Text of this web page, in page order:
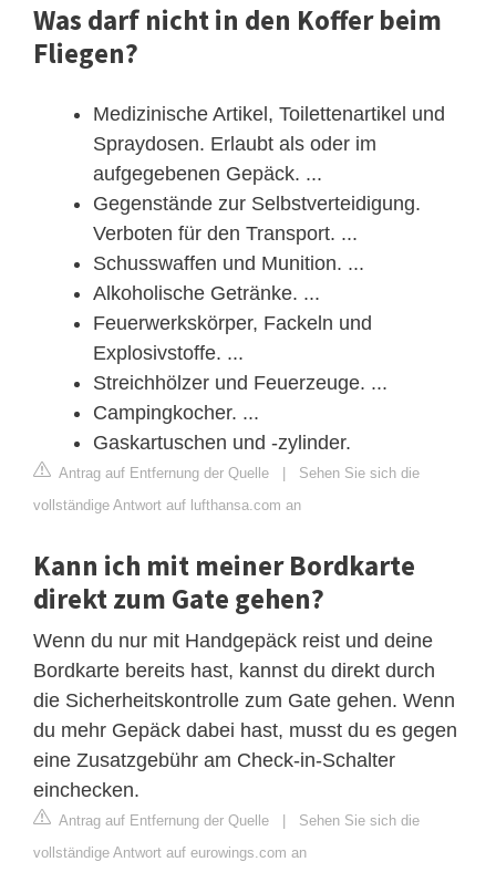
Was darf nicht in den Koffer beim
Fliegen?
Medizinische Artikel, Toilettenartikel und
Spraydosen. Erlaubt als oder im
aufgegebenen Gepäck. ...
Gegenstände zur Selbstverteidigung.
Verboten für den Transport. ...
Schusswaffen und Munition. ...
Alkoholische Getränke. ...
Feuerwerkskörper, Fackeln und
Explosivstoffe. ...
Streichhölzer und Feuerzeuge. ...
Campingkocher. ...
Gaskartuschen und -zylinder.
Antrag auf Entfernung der Quelle | Sehen Sie sich die
vollständige Antwort auf lufthansa.com an
Kann ich mit meiner Bordkarte
direkt zum Gate gehen?
Wenn du nur mit Handgepäck reist und deine
Bordkarte bereits hast, kannst du direkt durch
die Sicherheitskontrolle zum Gate gehen. Wenn
du mehr Gepäck dabei hast, musst du es gegen
eine Zusatzgebühr am Check-in-Schalter
einchecken.
Antrag auf Entfernung der Quelle | Sehen Sie sich die
vollständige Antwort auf eurowings.com an